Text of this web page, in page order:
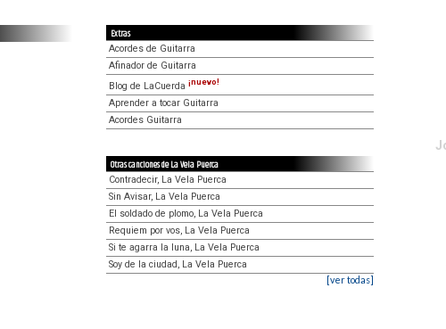
Extras
Acordes de Guitarra
Afinador de Guitarra
Blog de LaCuerda ¡nuevo!
Aprender a tocar Guitarra
Acordes Guitarra
Otras canciones de La Vela Puerca
Contradecir, La Vela Puerca
Sin Avisar, La Vela Puerca
El soldado de plomo, La Vela Puerca
Requiem por vos, La Vela Puerca
Si te agarra la luna, La Vela Puerca
Soy de la ciudad, La Vela Puerca
[ver todas]